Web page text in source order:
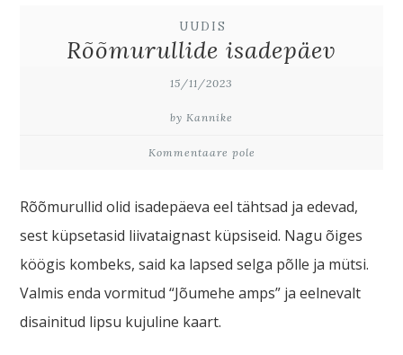
UUDIS
Rõõmurullide isadepäev
15/11/2023
by Kannike
Kommentaare pole
Rõõmurullid olid isadepäeva eel tähtsad ja edevad,
sest küpsetasid liivataignast küpsiseid. Nagu õiges
köögis kombeks, said ka lapsed selga põlle ja mütsi.
Valmis enda vormitud “Jõumehe amps” ja eelnevalt
disainitud lipsu kujuline kaart.